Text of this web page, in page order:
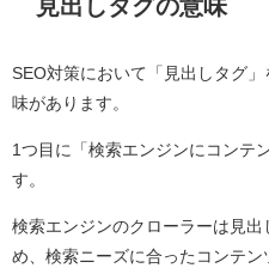
見出しタグの意味
SEO対策において「見出しタグ
味があります。
1つ目に「検索エンジンにコンテ
す。
検索エンジンのクローラーは見
め、検索ニーズに合ったコンテ